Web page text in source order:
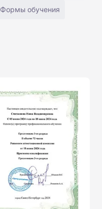
Формы обучения